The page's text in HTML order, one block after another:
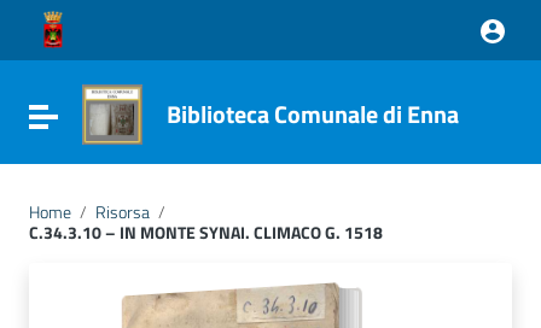
Vai ai contenuti
Vai al menu di navigazione
Vai al footer
Attiva / disattiva la navigazione
Biblioteca Comunale di Enna
Home / Risorsa /
C.34.3.10 – IN MONTE SYNAI. CLIMACO G. 1518